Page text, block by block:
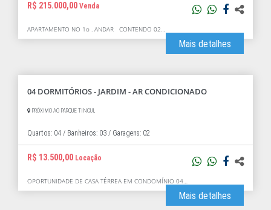
R$ 215.000,00 Venda
APARTAMENTO NO 1o . ANDAR CONTENDO 02…
Mais detalhes
04 DORMITÓRIOS - JARDIM - AR CONDICIONADO
PRÓXIMO AO PARQUE TINGUI,
Quartos: 04 / Banheiros: 03 / Garagens: 02
R$ 13.500,00 Locação
OPORTUNIDADE DE CASA TÉRREA EM CONDOMÍNIO 04…
Mais detalhes